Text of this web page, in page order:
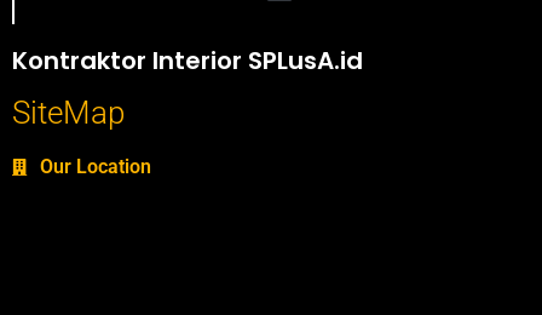
Kontraktor Interior SPLusA.id
SiteMap
Our Location